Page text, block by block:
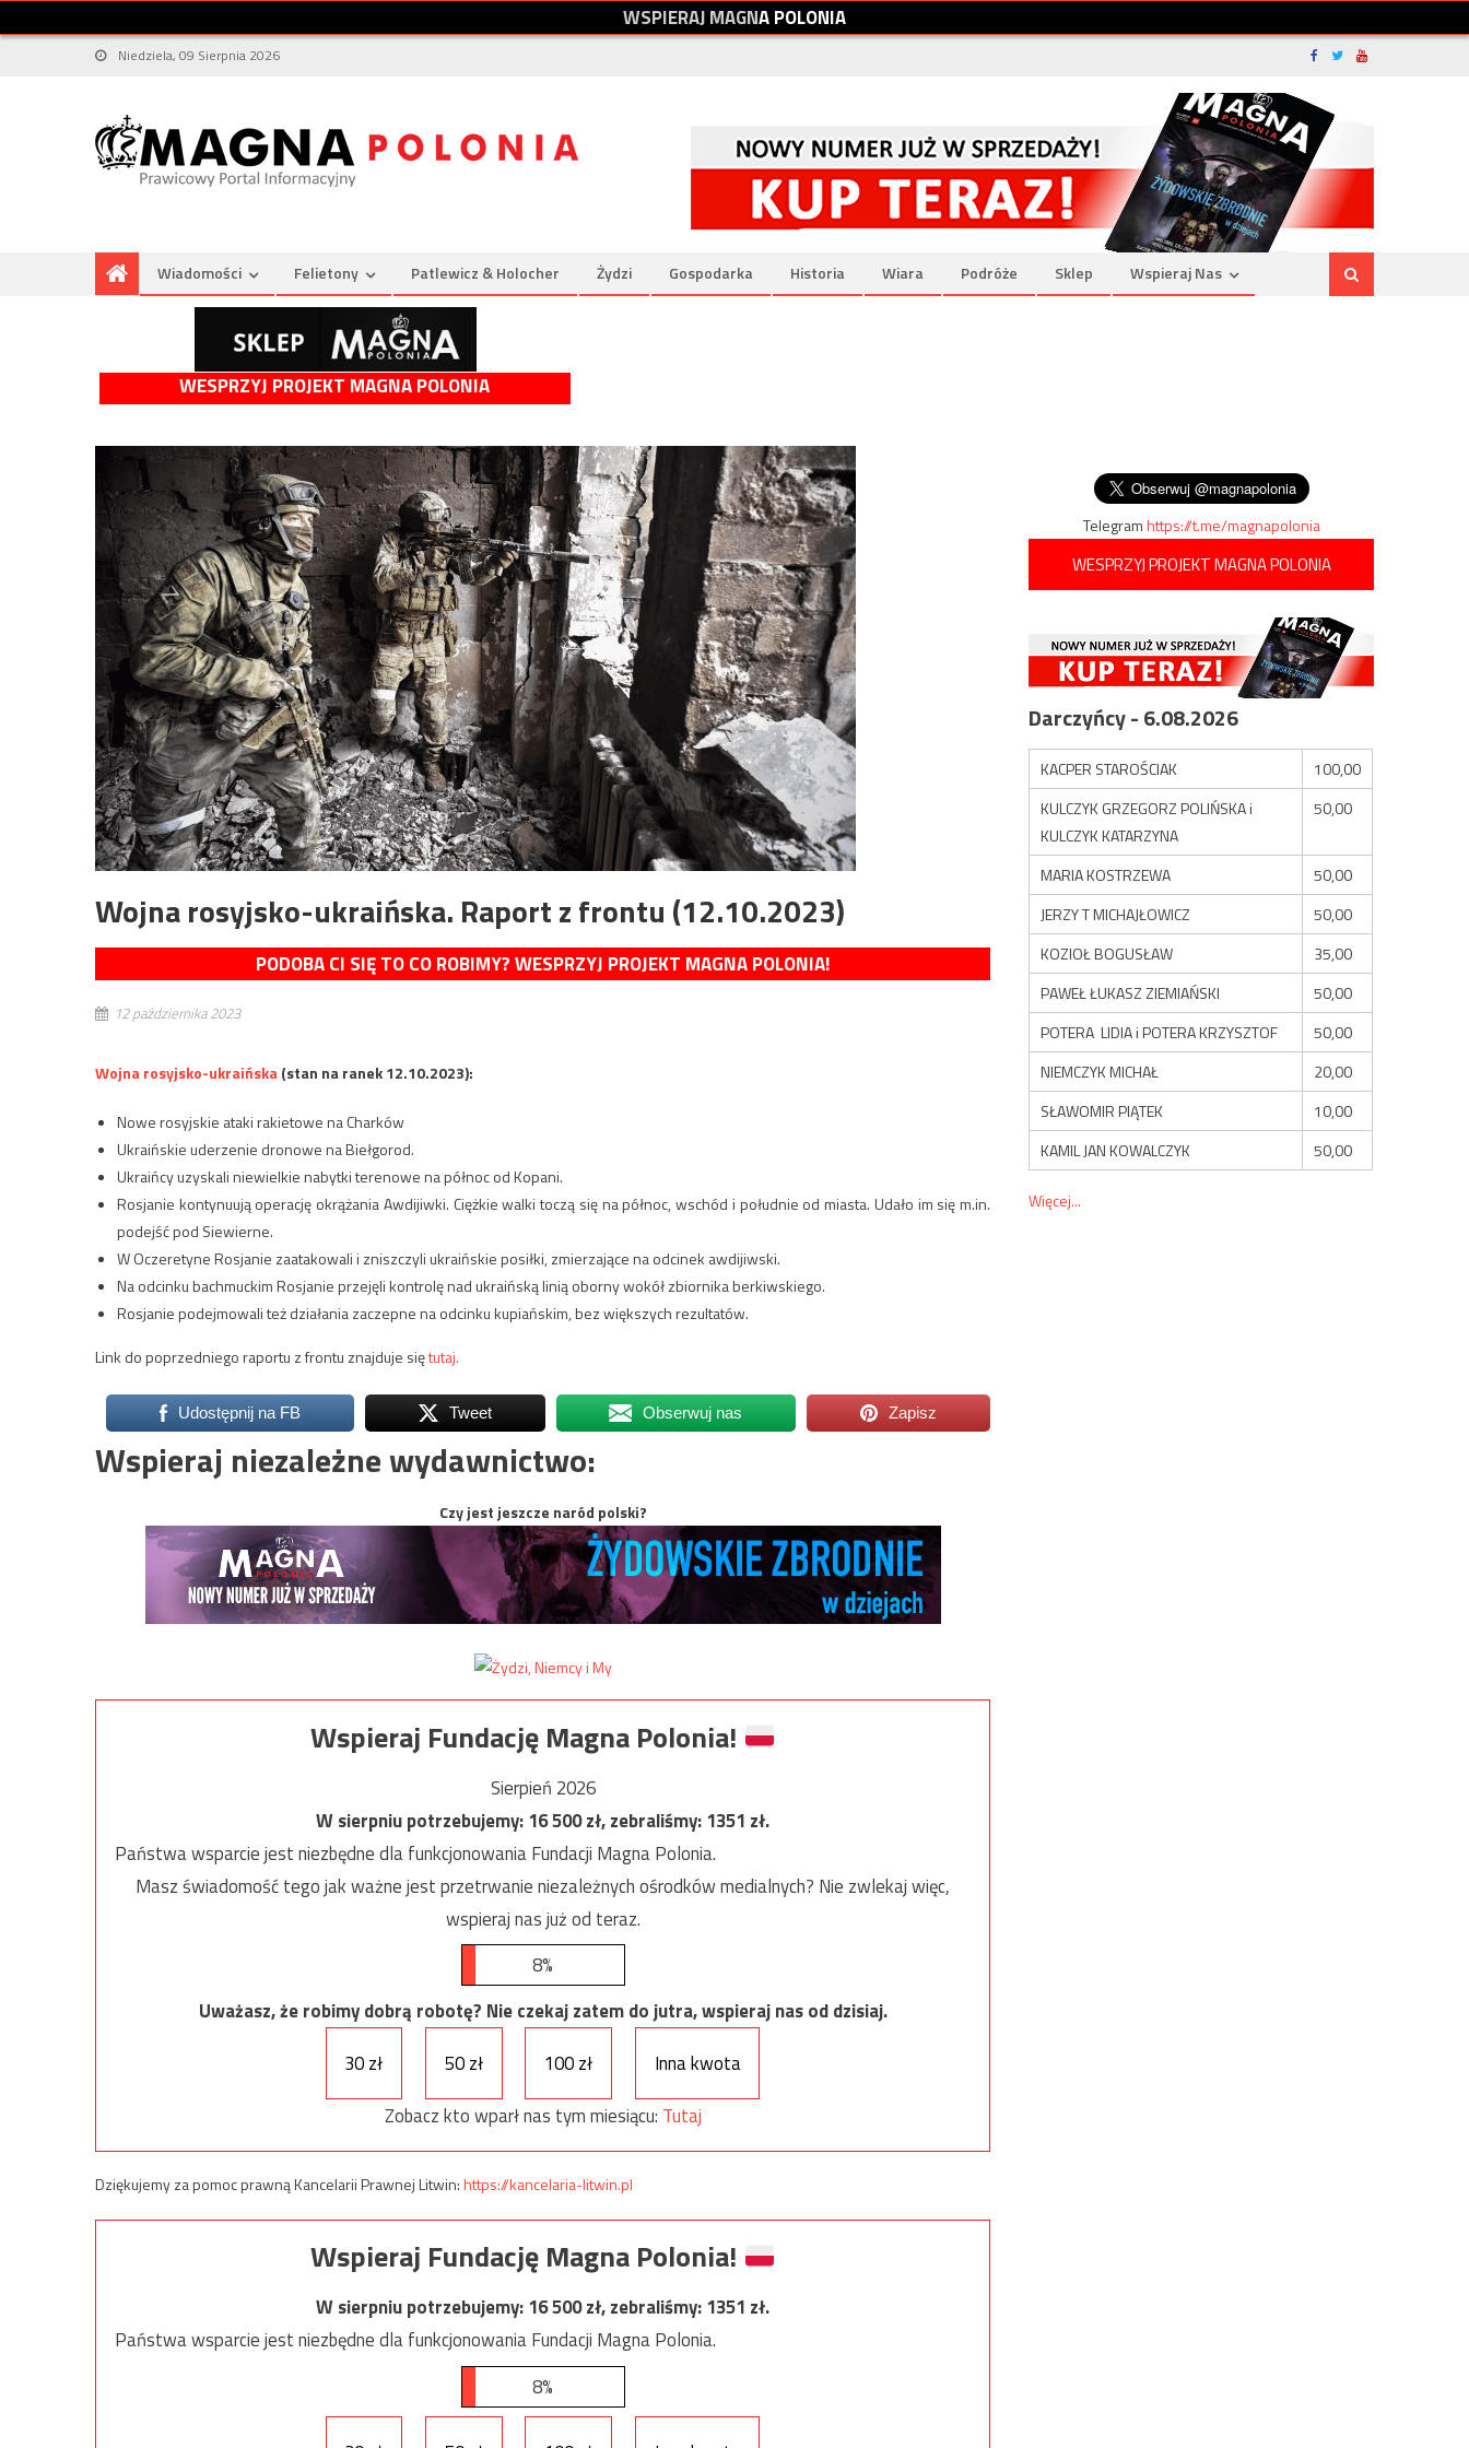
WSPIERAJMAGNAPOLONIA
Niedziela, 09 Sierpnia 2026
Wiadomości Felietony Patlewicz & Holocher Żydzi Gospodarka Historia Wiara Podróże Sklep Wspieraj Nas
WESPRZYJ PROJEKT MAGNA POLONIA
Wojna rosyjsko-ukraińska. Raport z frontu (12.10.2023)
PODOBA CI SIĘ TO CO ROBIMY? WESPRZYJ PROJEKT MAGNA POLONIA!
12 października 2023
Wojna rosyjsko-ukraińska(stan na ranek 12.10.2023):
Nowe rosyjskie ataki rakietowe na Charków
Ukraińskie uderzenie dronowe na Biełgorod.
Ukraińcy uzyskali niewielkie nabytki terenowe na północ od Kopani.
Rosjanie kontynuują operację okrążania Awdijiwki. Ciężkie walki toczą się na północ, wschód i południe od miasta. Udało im się m.in.
podejść pod Siewierne.
W Oczeretyne Rosjanie zaatakowali i zniszczyli ukraińskie posiłki, zmierzające na odcinek awdijiwski.
Na odcinku bachmuckim Rosjanie przejęli kontrolę nad ukraińską linią oborny wokół zbiornika berkiwskiego.
Rosjanie podejmowali też działania zaczepne na odcinku kupiańskim, bez większych rezultatów.
Link do poprzedniego raportu z frontu znajduje siętutaj.
Udostępnij na FB Tweet Obserwuj nas Zapisz
Wspieraj niezależne wydawnictwo:
Czy jest jeszcze naród polski?
Wspieraj Fundację Magna Polonia!
Sierpień 2026
W sierpniu potrzebujemy:16 500zł, zebraliśmy:1351 zł.
Państwa wsparcie jest niezbędne dla funkcjonowania Fundacji Magna Polonia.
Masz świadomość tego jak ważne jest przetrwanie niezależnych ośrodków medialnych? Nie zwlekaj więc,
wspieraj nas już od teraz.
8%
Uważasz, że robimy dobrą robotę? Nie czekaj zatem do jutra, wspieraj nas od dzisiaj.
30 zł
50 zł 100 zł
Inna kwota
Zobacz kto wparł nas tym miesiącu: Tutaj
Dziękujemy za pomoc prawną Kancelarii Prawnej Litwin:https://kancelaria-litwin.pl
Wspieraj Fundację Magna Polonia!
W sierpniu potrzebujemy:16 500zł, zebraliśmy:1351 zł.
Państwa wsparcie jest niezbędne dla funkcjonowania Fundacji Magna Polonia.
8%
Telegramhttps://t.me/magnapolonia
WESPRZYJ PROJEKT MAGNA POLONIA
Darczyńcy - 6.08.2026
KACPER STAROŚCIAK
100,00
KULCZYK GRZEGORZ POLIŃSKA i
KULCZYK KATARZYNA
50,00
MARIA KOSTRZEWA
50,00
JERZY T MICHAJŁOWICZ
50,00
KOZIOŁ BOGUSŁAW
35,00
PAWEŁ ŁUKASZ ZIEMIAŃSKI
50,00
POTERA LIDIA i POTERA KRZYSZTOF
50,00
NIEMCZYK MICHAŁ
20,00
SŁAWOMIR PIĄTEK
10,00
KAMIL JAN KOWALCZYK
50,00
Więcej...